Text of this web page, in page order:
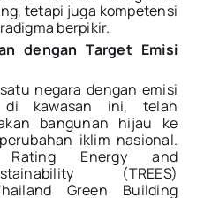
tetapi juga kompetensi
berpikir.
dengan Target Emisi
negara dengan emisi
kawasan ini, telah
bangunan hijau ke
iklim nasional.
Rating Energy and
(TREES)
Green Building